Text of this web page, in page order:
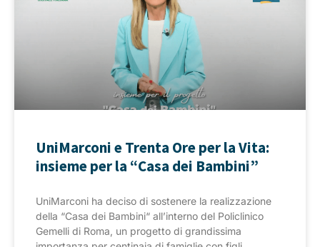
UniMarconi e Trenta Ore per la Vita:
insieme per la “Casa dei Bambini”
UniMarconi ha deciso di sostenere la realizzazione
della “Casa dei Bambini“ all’interno del Policlinico
Gemelli di Roma, un progetto di grandissima